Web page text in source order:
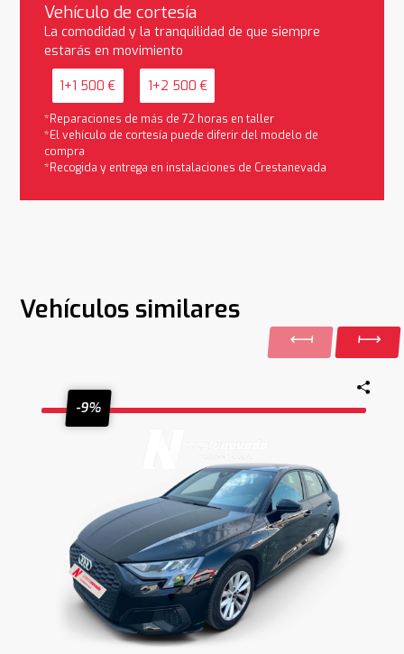
Vehículo de cortesía
La comodidad y la tranquilidad de que siempre
estarás en movimiento
1+1 500 € 1+2 500 €
*Reparaciones de más de 72 horas en taller
*El vehículo de cortesía puede diferir del modelo de
compra
*Recogida y entrega en instalaciones de Crestanevada
Vehículos similares
-9%